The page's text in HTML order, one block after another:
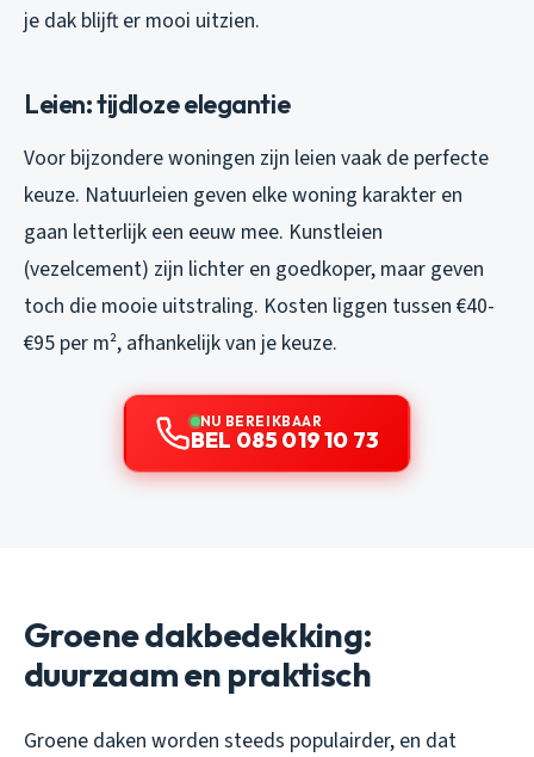
je dak blijft er mooi uitzien.
Leien: tijdloze elegantie
Voor bijzondere woningen zijn leien vaak de perfecte
keuze. Natuurleien geven elke woning karakter en
gaan letterlijk een eeuw mee. Kunstleien
(vezelcement) zijn lichter en goedkoper, maar geven
toch die mooie uitstraling. Kosten liggen tussen €40-
€95 per m², afhankelijk van je keuze.
NU BEREIKBAAR
BEL 085 019 10 73
Groene dakbedekking:
duurzaam en praktisch
Groene daken worden steeds populairder, en dat